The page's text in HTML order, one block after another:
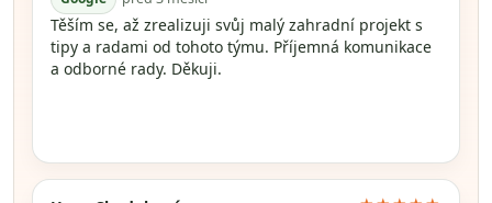
Těším se, až zrealizuji svůj malý zahradní projekt s
tipy a radami od tohoto týmu. Příjemná komunikace
a odborné rady. Děkuji.